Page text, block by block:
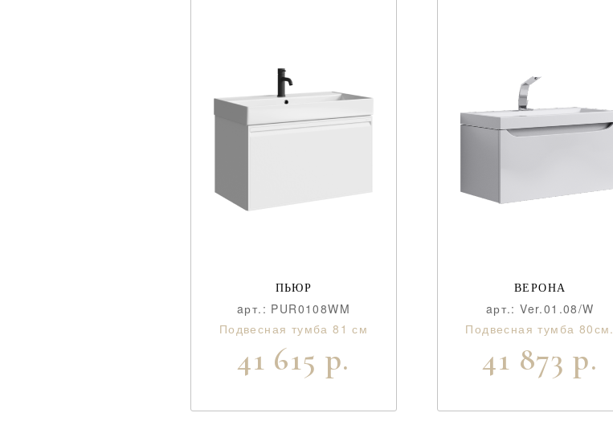
ПЬЮР
aрт.: PUR0108WM
Подвесная тумба 81 см
41 615 р.
ВЕРОНА
aрт.: Ver.01.08/W
Подвесная тумба 80см.
41 873 р.